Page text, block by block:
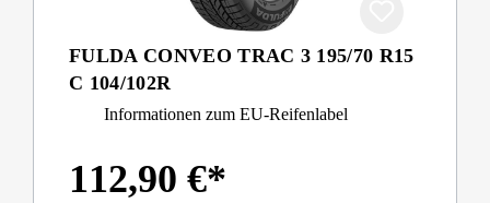
FULDA CONVEO TRAC 3 195/70 R15
C 104/102R
Informationen zum EU-Reifenlabel
112,90 €*